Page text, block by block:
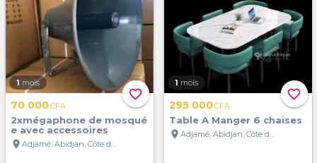
favorite_border
1 mois
70 000CFA
2xmégaphone de mosqué
e avec accessoires
location_on
Adjamé, Abidjan, Côte d'Ivoire
favorite_border
1 mois
295 000CFA
Table A Manger 6 chaises
location_on
Adjamé, Abidjan, Côte d'Ivoire